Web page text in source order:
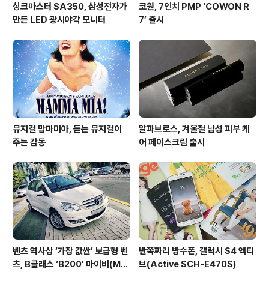
싱크마스터 SA350, 삼성전자가
만든 LED 광시야각 모니터
코원, 7인치 PMP ‘COWON R
7’ 출시
뮤지컬 맘마미아, 듣는 뮤지컬이
주는 감동
알파브로스, 겨울철 남성 피부 케
어 페이스크림 출시
벤츠 역사상 ‘가장 값싼’ 보급형 벤
츠, B클래스 ‘B200’ 마이비(My
반쪽짜리 방수폰, 갤럭시 S4 액티
브(Active SCH-E470S)